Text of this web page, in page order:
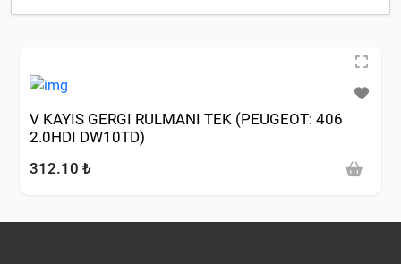
V KAYIS GERGI RULMANI TEK (PEUGEOT: 406
2.0HDI DW10TD)
312.10 ₺